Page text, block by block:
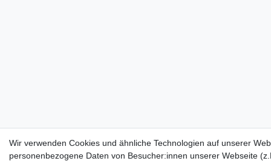
Wir verwenden Cookies und ähnliche Technologien auf unserer
personenbezogene Daten von Besucher:innen unserer Webseite